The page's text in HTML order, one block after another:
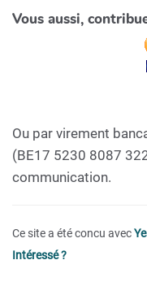
Vous aussi,
Ou par virement
(BE17 5230 8087
communication.
Ce site a été concu avec
Intéressé ?